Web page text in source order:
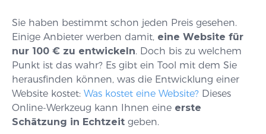
Sie haben bestimmt schon jeden Preis gesehen.
Einige Anbieter werben damit, eine Website für
nur 100 € zu entwickeln. Doch bis zu welchem
Punkt ist das wahr? Es gibt ein Tool mit dem Sie
herausfinden können, was die Entwicklung einer
Website kostet: Was kostet eine Website? Dieses
Online-Werkzeug kann Ihnen eine erste
Schätzung in Echtzeit geben.